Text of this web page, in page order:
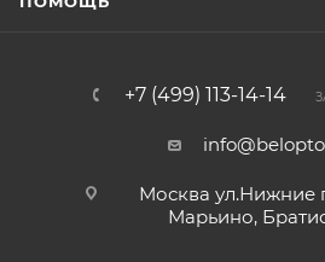
+7 (499) 113-14-14
Москва ул.Нижние
Марьино,